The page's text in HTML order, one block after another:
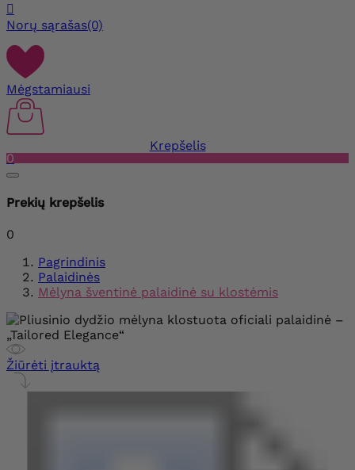

Norų sąrašas(0)
Mėgstamiausi
Krepšelis
0
Prekių krepšelis
0
Pagrindinis
Palaidinės
Mėlyna šventinė palaidinė su klostėmis
Žiūrėti įtrauktą